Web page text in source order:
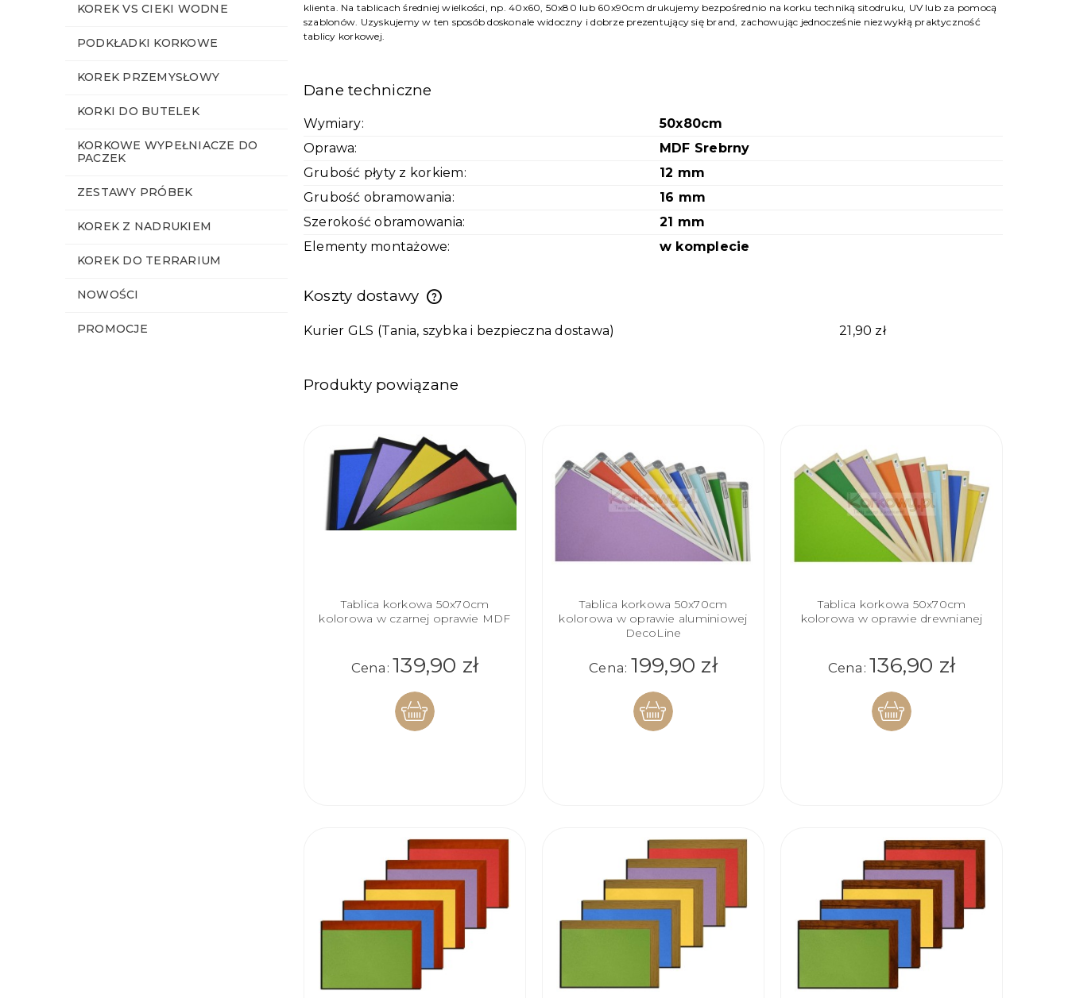
KOREK VS CIEKI WODNE
PODKŁADKI KORKOWE
KOREK PRZEMYSŁOWY
KORKI DO BUTELEK
KORKOWE WYPEŁNIACZE DO
PACZEK
ZESTAWY PRÓBEK
KOREK Z NADRUKIEM
KOREK DO TERRARIUM
NOWOŚCI
PROMOCJE
klienta. Na tablicach średniej wielkości, np. 40x60, 50x80 lub 60x90cm drukujemy bezpośrednio na korku techniką sitodruku, UV lub za pomocą
szablonów. Uzyskujemy w ten sposób doskonale widoczny i dobrze prezentujący się brand, zachowując jednocześnie niezwykłą praktyczność
tablicy korkowej.
Dane techniczne
Wymiary:
50x80cm
Oprawa:
MDF Srebrny
Grubość płyty z korkiem:
12 mm
Grubość obramowania:
16 mm
Szerokość obramowania:
21 mm
Elementy montażowe:
w komplecie
Koszty dostawy
Kurier GLS (Tania, szybka i bezpieczna dostawa) 21,90 zł
Produkty powiązane
Tablica korkowa 50x70cm
kolorowa w czarnej oprawie MDF
Cena: 139,90 zł
Tablica korkowa 50x70cm
kolorowa w oprawie aluminiowej
DecoLine
Cena: 199,90 zł
Tablica korkowa 50x70cm
kolorowa w oprawie drewnianej
Cena: 136,90 zł